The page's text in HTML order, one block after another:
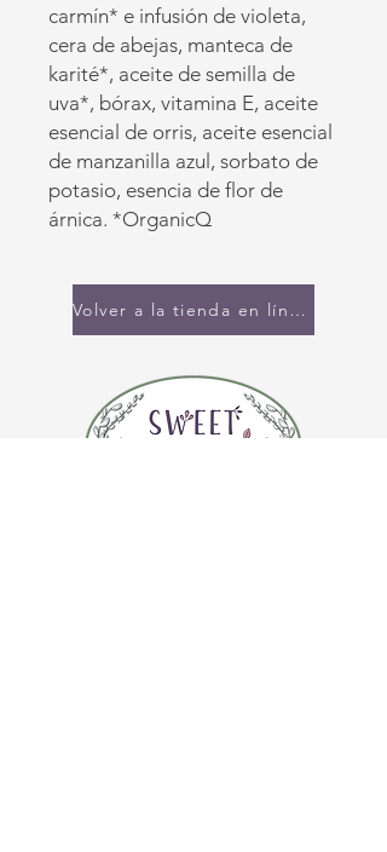
carmín* e infusión de violeta,
cera de abejas, manteca de
karité*, aceite de semilla de
uva*, bórax, vitamina E, aceite
esencial de orris, aceite esencial
de manzanilla azul, sorbato de
potasio, esencia de flor de
árnica. *OrganicQ
Volver a la tienda en línea